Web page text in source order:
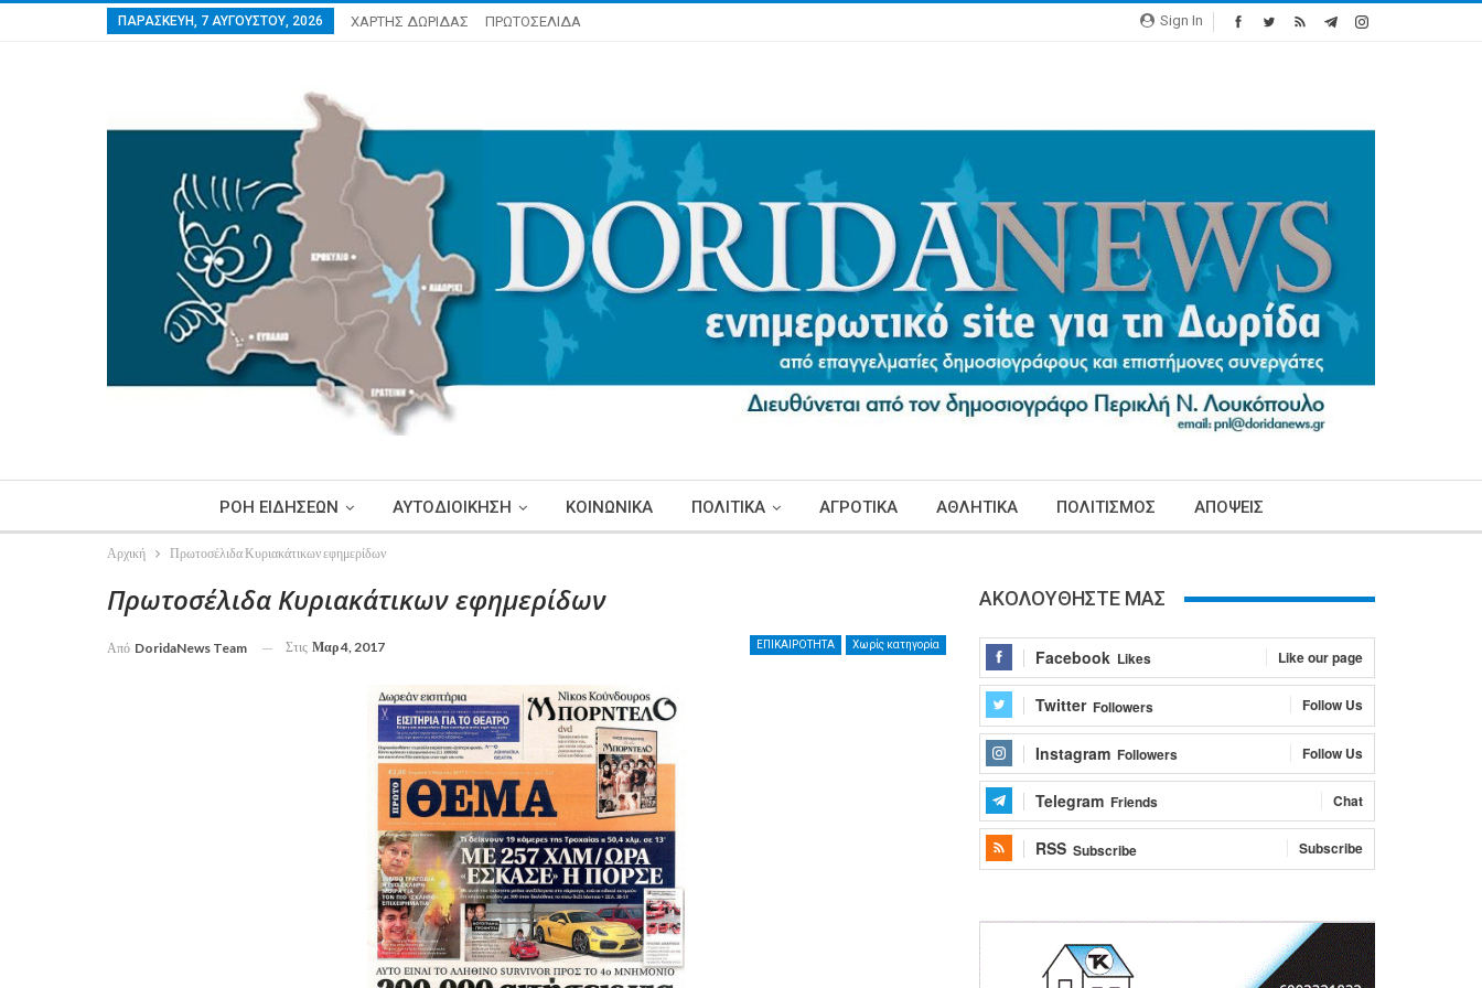
Sign In
ΠΑΡΑΣΚΕΥΉ, 7 ΑΥΓΟΎΣΤΟΥ, 2026 ΧΑΡΤΗΣ ΔΩΡΙΔΑΣ ΠΡΩΤΟΣΕΛΙΔΑ
ΡΟΗ ΕΙΔΗΣΕΩΝ ΑΥΤΟΔΙΟΙΚΗΣΗ ΚΟΙΝΩΝΙΚΑ ΠΟΛΙΤΙΚΑ ΑΓΡΟΤΙΚΑ ΑΘΛΗΤΙΚΑ ΠΟΛΙΤΙΣΜΟΣ ΑΠΟΨΕΙΣ
Αρχική Πρωτοσέλιδα Κυριακάτικων εφημερίδων
Πρωτοσέλιδα Κυριακάτικων εφημερίδων
ΕΠΙΚΑΙΡΟΤΗΤΑ Χωρίς κατηγορία
Από DoridaNews Team Στις Μαρ 4, 2017
ΑΚΟΛΟΥΘΗΣΤΕ ΜΑΣ
Facebook Likes Like our page
Twitter Followers Follow Us
Instagram Followers Follow Us
Telegram Friends Chat
RSS Subscribe Subscribe